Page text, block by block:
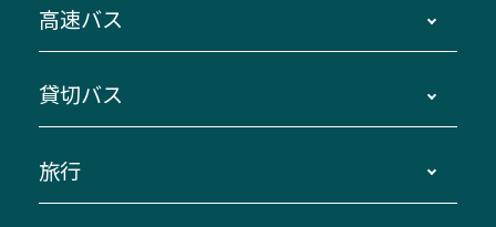
主要停留所案内図・時刻表
路線バスのご利用方法
三重交通接近情報バスロケーションシステム
ダイヤ改正情報
高速バス
南紀・VISON～横浜・東京・埼玉
伊賀～名古屋
貸切バス
貸切バスのご利用について
旅行